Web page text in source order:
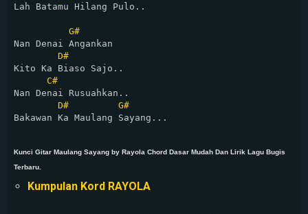
Lah Batamu Hilang Pulo..
G#
Nan Denai Angankan
D#
Kito Ka Biaso Sajo..
C#
Nan Denai Rusuahkan..
D#
G#
Bakawan Ka Maulang Sayang...
Kunci Gitar Maulang Sayang by Rayola Chord Dasar Mudah Dan Lirik Lagu Bugis
Terbaru.
Kumpulan Kord RAYOLA